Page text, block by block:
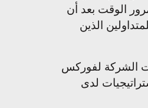
الوقت بعد أن
الذين
الشركة لفوركس
لدى